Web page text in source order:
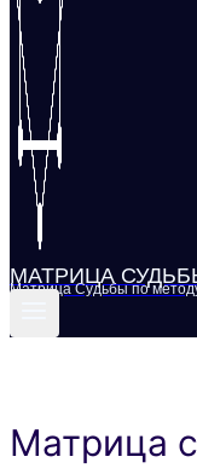
МАТРИЦА
Матрица Судьбы по
Матрица